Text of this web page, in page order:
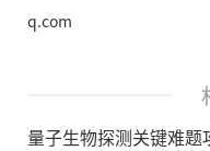
q.com
量子生物探测关键难题